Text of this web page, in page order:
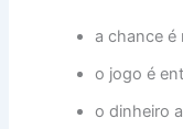
a chance é
o jogo é
o dinheiro